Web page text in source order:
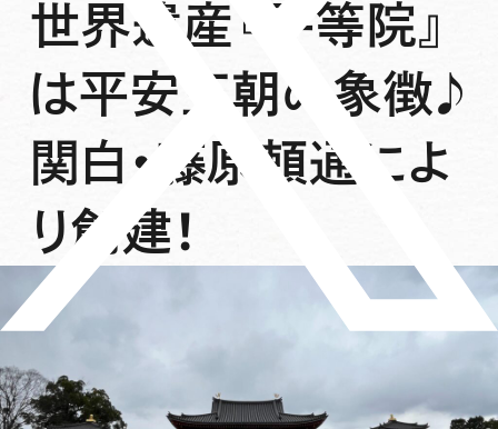
世界遺産『平等院』
は平安王朝の象徴♪
関白・藤原頼通によ
り創建！